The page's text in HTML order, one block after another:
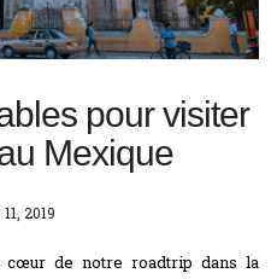
pour visiter
Mexique
2019
de notre roadtrip dans la